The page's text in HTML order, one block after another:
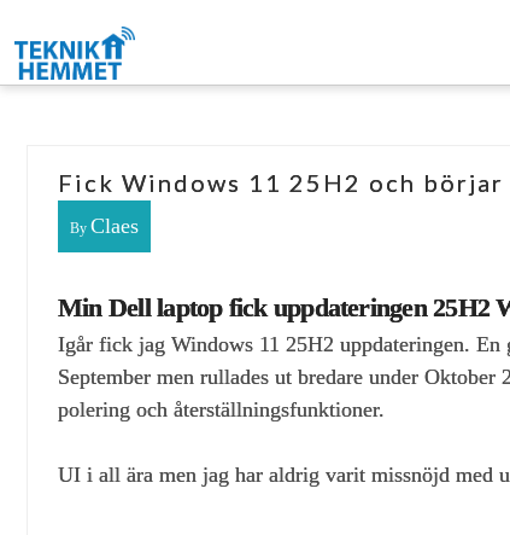
Fick Windows 11 25H2 och
By Claes
Min Dell laptop fick uppdateringen 25H2
Igår fick jag Windows 11 25H2 uppdateringen. En
September men rullades ut bredare under
polering och återställningsfunktioner.
UI i all ära men jag har aldrig varit missnöjd med